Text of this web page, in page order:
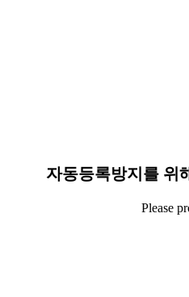
자동등록방지를 위
Please